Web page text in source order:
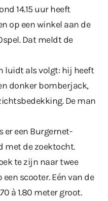
14.15 uur heeft
op een winkel aan de
Dat meldt de
luidt als volgt: hij heeft
donker bomberjack,
De man
er een Burgernet-
met de zoektocht.
te zijn naar twee
scooter. Eén van de
à 1.80 meter groot.